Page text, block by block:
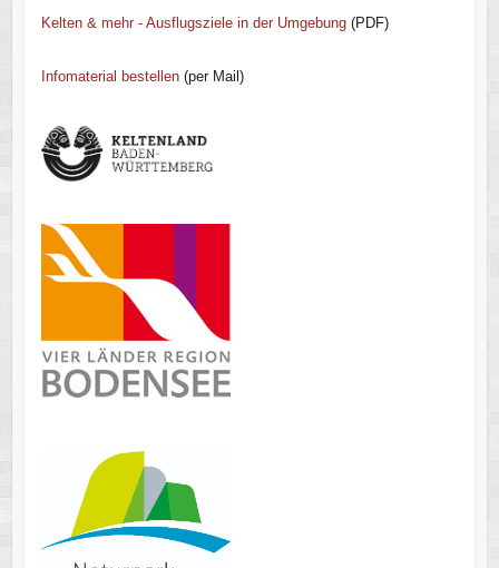
Kelten & mehr - Ausflugsziele in der Umgebung(PDF)
Infomaterial bestellen(per Mail)